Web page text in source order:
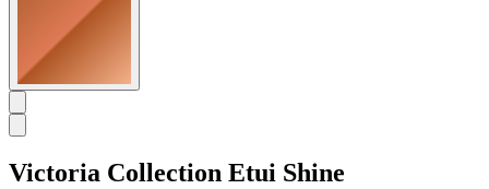
Victoria Collection Etui Shine